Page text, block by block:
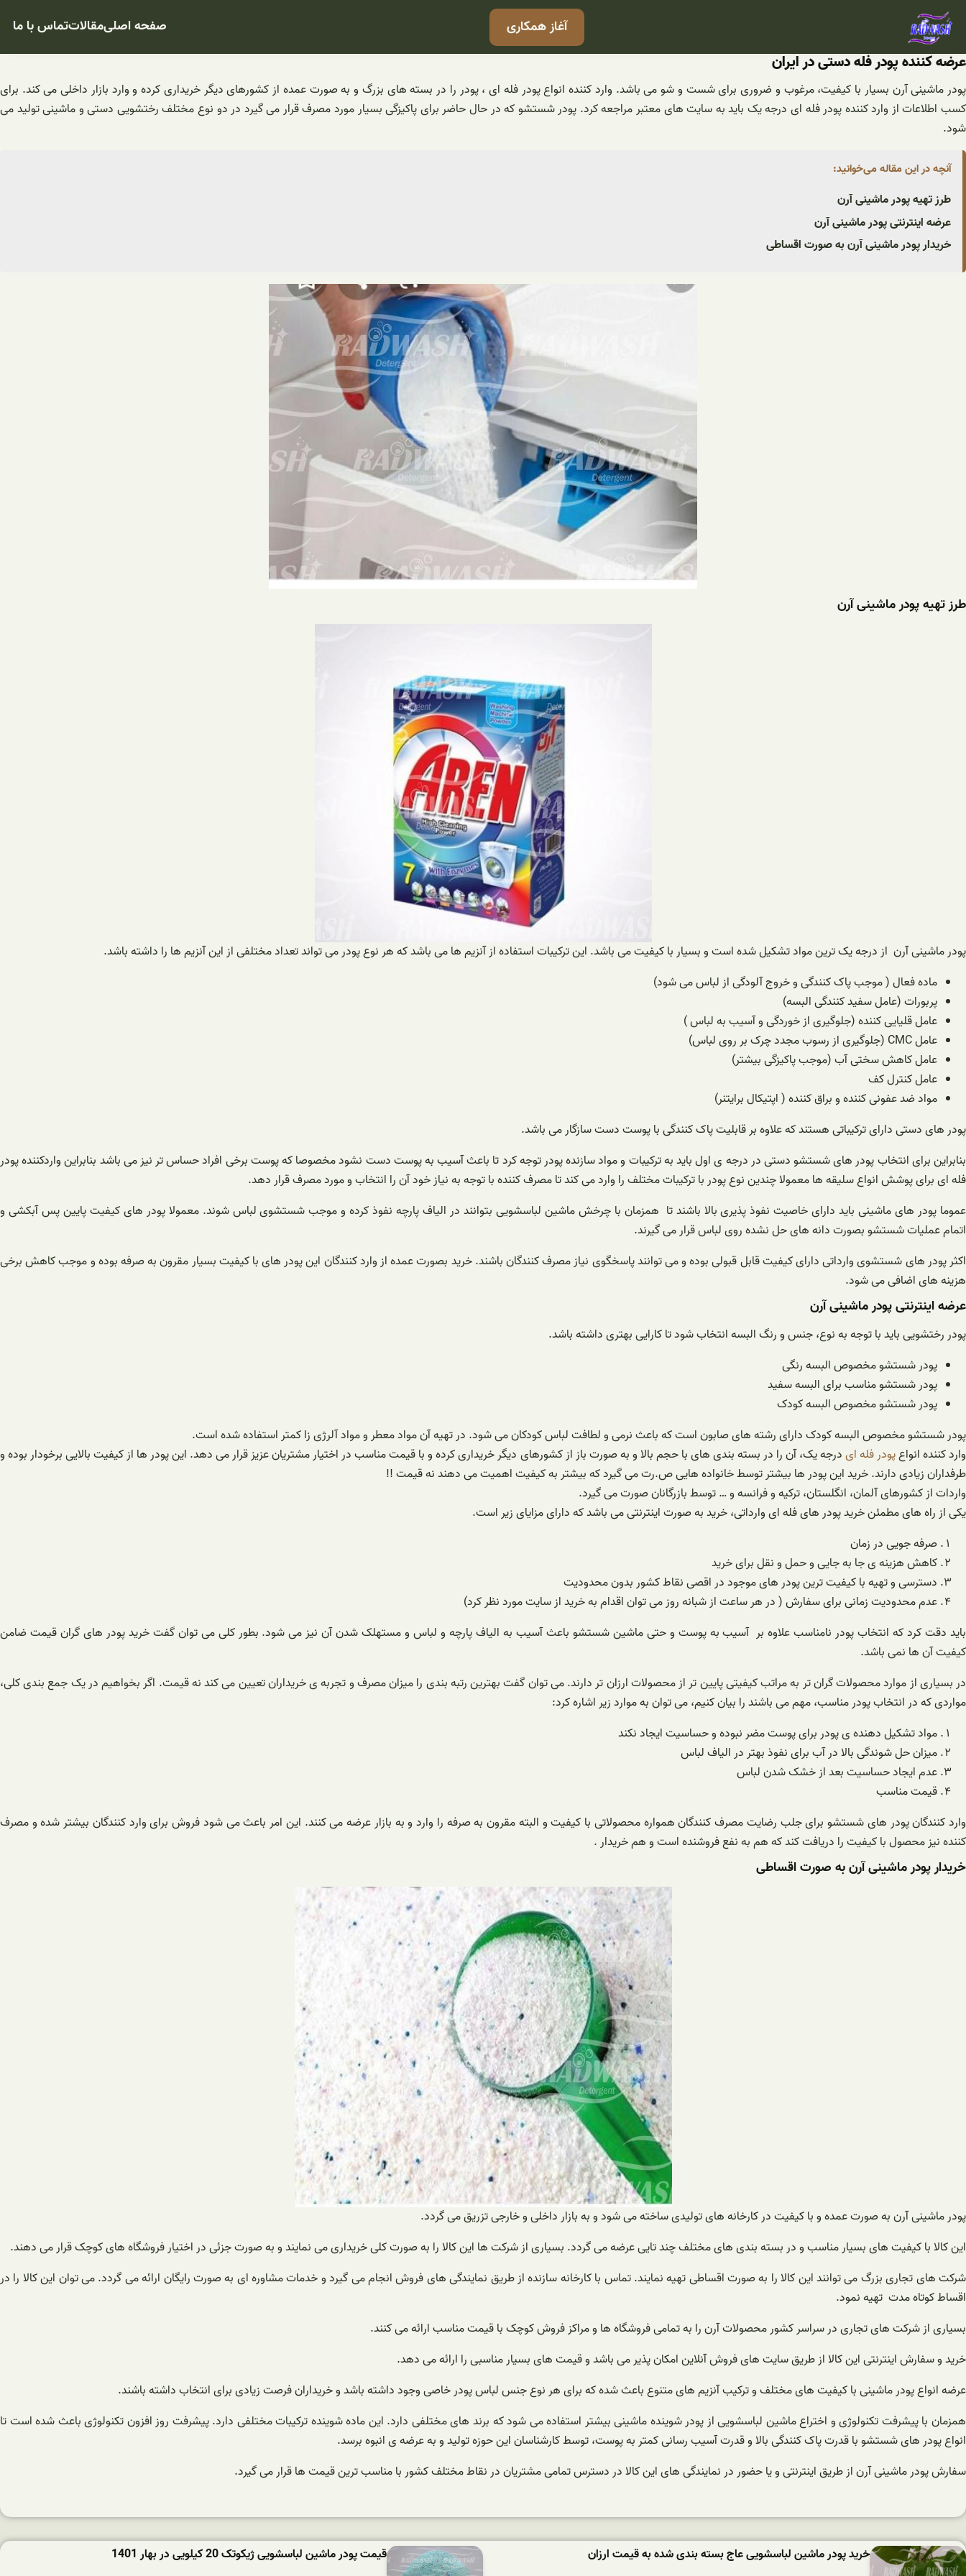
رفتن
آغاز همکاری صفحه اصلیمقالاتتماس با ما
عرضه کننده پودر فله دستی در ایران
پودر ماشینی آرن بسیار با کیفیت، مرغوب و ضروری برای شست و شو می باشد. وارد کننده انواع پودر فله ای ، پودر را در بسته های بزرگ و به صورت عمده از کشورهای دیگر خریداری کرده و وارد بازار داخلی می کند. برای
کسب اطلاعات از وارد کننده پودر فله ای درجه یک باید به سایت های معتبر مراجعه کرد. پودر شستشو که در حال حاضر برای پاکیزگی بسیار مورد مصرف قرار می گیرد در دو نوع مختلف رختشویی دستی و ماشینی تولید می
شود.
آنچه در این مقاله می‌خوانید:
طرز تهیه پودر ماشینی آرن
عرضه اینترنتی پودر ماشینی آرن
خریدار پودر ماشینی آرن به صورت اقساطی
طرز تهیه پودر ماشینی آرن
پودر ماشینی آرن از درجه یک ترین مواد تشکیل شده است و بسیار با کیفیت می باشد. این ترکیبات استفاده از آنزیم ها می باشد که هر نوع پودر می تواند تعداد مختلفی از این آنزیم ها را داشته باشد.
ماده فعال ( موجب پاک کنندگی و خروج آلودگی از لباس می شود)
پربورات (عامل سفید کنندگی البسه)
عامل قلیایی کننده (جلوگیری از خوردگی و آسیب به لباس )
عامل CMC (جلوگیری از رسوب مجدد چرک بر روی لباس)
عامل کاهش سختی آب (موجب پاکیزگی بیشتر)
عامل کنترل کف
مواد ضد عفونی کننده و براق کننده ( اپتیکال برایتنر)
پودر های دستی دارای ترکیباتی هستند که علاوه بر قابلیت پاک کنندگی با پوست دست سازگار می باشد.
بنابراین برای انتخاب پودر های شستشو دستی در درجه ی اول باید به ترکیبات و مواد سازنده پودر توجه کرد تا باعث آسیب به پوست دست نشود مخصوصا که پوست برخی افراد حساس تر نیز می باشد بنابراین واردکننده پودر
فله ای برای پوشش انواع سلیقه ها معمولا چندین نوع پودر با ترکیبات مختلف را وارد می کند تا مصرف کننده با توجه به نیاز خود آن را انتخاب و مورد مصرف قرار دهد.
عموما پودر های ماشینی باید دارای خاصیت نفوذ پذیری بالا باشند تا همزمان با چرخش ماشین لباسشویی بتوانند در الیاف پارچه نفوذ کرده و موجب شستشوی لباس شوند. معمولا پودر های کیفیت پایین پس آبکشی و
اتمام عملیات شستشو بصورت دانه های حل نشده روی لباس قرار می گیرند.
اکثر پودر های شستشوی وارداتی دارای کیفیت قابل قبولی بوده و می توانند پاسخگوی نیاز مصرف کنندگان باشند. خرید بصورت عمده از وارد کنندگان این پودر های با کیفیت بسیار مقرون به صرفه بوده و موجب کاهش برخی
هزینه های اضافی می شود.
عرضه اینترنتی پودر ماشینی آرن
پودر رختشویی باید با توجه به نوع، جنس و رنگ البسه انتخاب شود تا کارایی بهتری داشته باشد.
پودر شستشو مخصوص البسه رنگی
پودر شستشو مناسب برای البسه سفید
پودر شستشو مخصوص البسه کودک
پودر شستشو مخصوص البسه کودک دارای رشته های صابون است که باعث نرمی و لطافت لباس کودکان می شود. در تهیه آن مواد معطر و مواد آلرژی زا کمتر استفاده شده است.
وارد کننده انواعپودر فله ایدرجه یک، آن را در بسته بندی های با حجم بالا و به صورت باز از کشورهای دیگر خریداری کرده و با قیمت مناسب در اختیار مشتریان عزیز قرار می دهد. این پودر ها از کیفیت بالایی برخودار بوده و
طرفداران زیادی دارند. خرید این پودر ها بیشتر توسط خانواده هایی ص.رت می گیرد که بیشتر به کیفیت اهمیت می دهند نه قیمت !!
واردات از کشورهای آلمان، انگلستان، ترکیه و فرانسه و … توسط بازرگانان صورت می گیرد.
یکی از راه های مطمئن خرید پودر های فله ای وارداتی، خرید به صورت اینترنتی می باشد که دارای مزایای زیر است.
صرفه جویی در زمان
کاهش هزینه ی جا به جایی و حمل و نقل برای خرید
دسترسی و تهیه با کیفیت ترین پودر های موجود در اقصی نقاط کشور بدون محدودیت
عدم محدودیت زمانی برای سفارش ( در هر ساعت از شبانه روز می توان اقدام به خرید از سایت مورد نظر کرد)
باید دقت کرد که انتخاب پودر نامناسب علاوه بر آسیب به پوست و حتی ماشین شستشو باعث آسیب به الیاف پارچه و لباس و مستهلک شدن آن نیز می شود. بطور کلی می توان گفت خرید پودر های گران قیمت ضامن
کیفیت آن ها نمی باشد.
در بسیاری از موارد محصولات گران تر به مراتب کیفیتی پایین تر از محصولات ارزان تر دارند. می توان گفت بهترین رتبه بندی را میزان مصرف و تجربه ی خریداران تعیین می کند نه قیمت. اگر بخواهیم در یک جمع بندی کلی،
مواردی که در انتخاب پودر مناسب، مهم می باشند را بیان کنیم، می توان به موارد زیر اشاره کرد:
مواد تشکیل دهنده ی پودر برای پوست مضر نبوده و حساسیت ایجاد نکند
میزان حل شوندگی بالا در آب برای نفوذ بهتر در الیاف لباس
عدم ایجاد حساسیت بعد از خشک شدن لباس
قیمت مناسب
وارد کنندگان پودر های شستشو برای جلب رضایت مصرف کنندگان همواره محصولاتی با کیفیت و البته مقرون به صرفه را وارد و به بازار عرضه می کنند. این امر باعث می شود فروش برای وارد کنندگان بیشتر شده و مصرف
کننده نیز محصول با کیفیت را دریافت کند که هم به نفع فروشنده است و هم خریدار .
خریدار پودر ماشینی آرن به صورت اقساطی
پودر ماشینی آرن به صورت عمده و با کیفیت در کارخانه های تولیدی ساخته می شود و به بازار داخلی و خارجی تزریق می گردد.
این کالا با کیفیت های بسیار مناسب و در بسته بندی های مختلف چند تایی عرضه می گردد. بسیاری از شرکت ها این کالا را به صورت کلی خریداری می نمایند و به صورت جزئی در اختیار فروشگاه های کوچک قرار می دهند.
شرکت های تجاری بزرگ می توانند این کالا را به صورت اقساطی تهیه نمایند. تماس با کارخانه سازنده از طریق نمایندگی های فروش انجام می گیرد و خدمات مشاوره ای به صورت رایگان ارائه می گردد. می توان این کالا را در
اقساط کوتاه مدت تهیه نمود.
بسیاری از شرکت های تجاری در سراسر کشور محصولات آرن را به تمامی فروشگاه ها و مراکز فروش کوچک با قیمت مناسب ارائه می کنند.
خرید و سفارش اینترنتی این کالا از طریق سایت های فروش آنلاین امکان پذیر می باشد و قیمت های بسیار مناسبی را ارائه می دهد.
عرضه انواع پودر ماشینی با کیفیت های مختلف و ترکیب آنزیم های متنوع باعث شده که برای هر نوع جنس لباس پودر خاصی وجود داشته باشد و خریداران فرصت زیادی برای انتخاب داشته باشند.
همزمان با پیشرفت تکنولوژی و اختراع ماشین لباسشویی از پودر شوینده ماشینی بیشتر استفاده می شود که برند های مختلفی دارد. این ماده شوینده ترکیبات مختلفی دارد. پیشرفت روز افزون تکنولوژی باعث شده است تا
انواع پودر های شستشو با قدرت پاک کنندگی بالا و قدرت آسیب رسانی کمتر به پوست، توسط کارشناسان این حوزه تولید و به عرضه ی انبوه برسد.
سفارش پودر ماشینی آرن از طریق اینترنتی و یا حضور در نمایندگی های این کالا در دسترس تمامی مشتریان در نقاط مختلف کشور با مناسب ترین قیمت ها قرار می گیرد‌.
خرید پودر ماشین لباسشویی عاج بسته بندی شده به قیمت ارزان قیمت پودر ماشین لباسشویی ژیکوتک 20 کیلویی در بهار 1401